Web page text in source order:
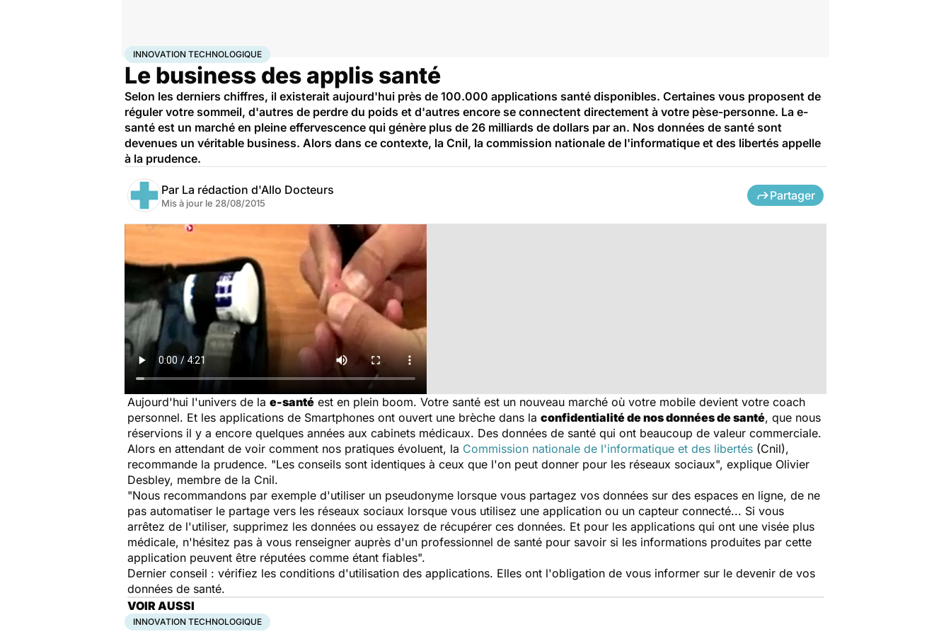
AccueilSantéInnovation technologique
INNOVATION TECHNOLOGIQUE
Le business des applis santé
Selon les derniers chiffres, il existerait aujourd'hui près de 100.000 applications santé disponibles. Certaines vous proposent de
réguler votre sommeil, d'autres de perdre du poids et d'autres encore se connectent directement à votre pèse-personne. La e-
santé est un marché en pleine effervescence qui génère plus de 26 milliards de dollars par an. Nos données de santé sont
devenues un véritable business. Alors dans ce contexte, la Cnil, la commission nationale de l'informatique et des libertés appelle
à la prudence.
Par La rédaction d'Allo Docteurs
Mis à jour le 28/08/2015
Partager
Aujourd'hui l'univers de la e-santé est en plein boom. Votre santé est un nouveau marché où votre mobile devient votre coach
personnel. Et les applications de Smartphones ont ouvert une brèche dans la confidentialité de nos données de santé, que nous
réservions il y a encore quelques années aux cabinets médicaux. Des données de santé qui ont beaucoup de valeur commerciale.
Alors en attendant de voir comment nos pratiques évoluent, la Commission nationale de l'informatique et des libertés (Cnil),
recommande la prudence. "Les conseils sont identiques à ceux que l'on peut donner pour les réseaux sociaux", explique Olivier
Desbley, membre de la Cnil.
"Nous recommandons par exemple d'utiliser un pseudonyme lorsque vous partagez vos données sur des espaces en ligne, de ne
pas automatiser le partage vers les réseaux sociaux lorsque vous utilisez une application ou un capteur connecté... Si vous
arrêtez de l'utiliser, supprimez les données ou essayez de récupérer ces données. Et pour les applications qui ont une visée plus
médicale, n'hésitez pas à vous renseigner auprès d'un professionnel de santé pour savoir si les informations produites par cette
application peuvent être réputées comme étant fiables".
Dernier conseil : vérifiez les conditions d'utilisation des applications. Elles ont l'obligation de vous informer sur le devenir de vos
données de santé.
VOIR AUSSI
INNOVATION TECHNOLOGIQUE